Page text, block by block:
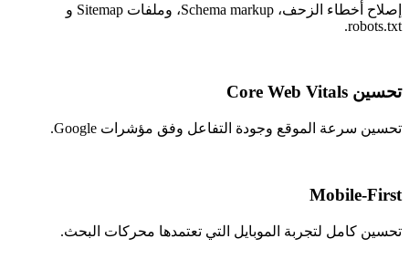
إصلاح أخطاء الزحف، Schema markup، وملفات Sitemap و
robots.txt.
تحسين Core Web Vitals
تحسين سرعة الموقع وجودة التفاعل وفق مؤشرات Google.
Mobile-First
تحسين كامل لتجربة الموبايل التي تعتمدها محركات البحث.